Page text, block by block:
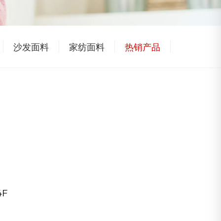
热销产品
家纺面料
沙发面料